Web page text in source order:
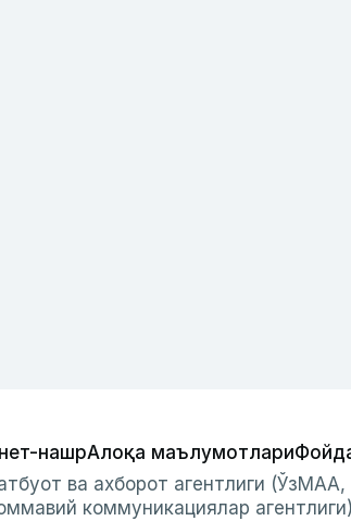
нашрАлоқа маълумотлари
ва ахборот агентлиги
коммуникациялар